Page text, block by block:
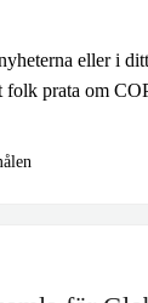
eller i
folk prata om